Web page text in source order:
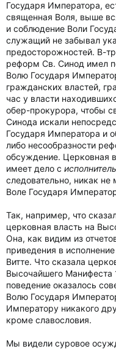
Государя Императора,
священная Воля, выше
и соблюдение Воли
служащий не забывал
предосторожностей. В-
реформ Св. Синод имел
Волю Государя
гражданских властей,
час у власти
обер-прокурора, чтобы
Синода искали
Государя Императора и
либо несообразности
обсуждение. Церковная
имеет дело с
следовательно, никак
Воле Государя
Так, например, что
церковная власть на
Она, как видим из
приведения в
Витте. Что сказала
Высочайшего Манифеста
поведение оказалось
Волю Государя
Императору никакого
кроме славословия.
Мы видели суровое